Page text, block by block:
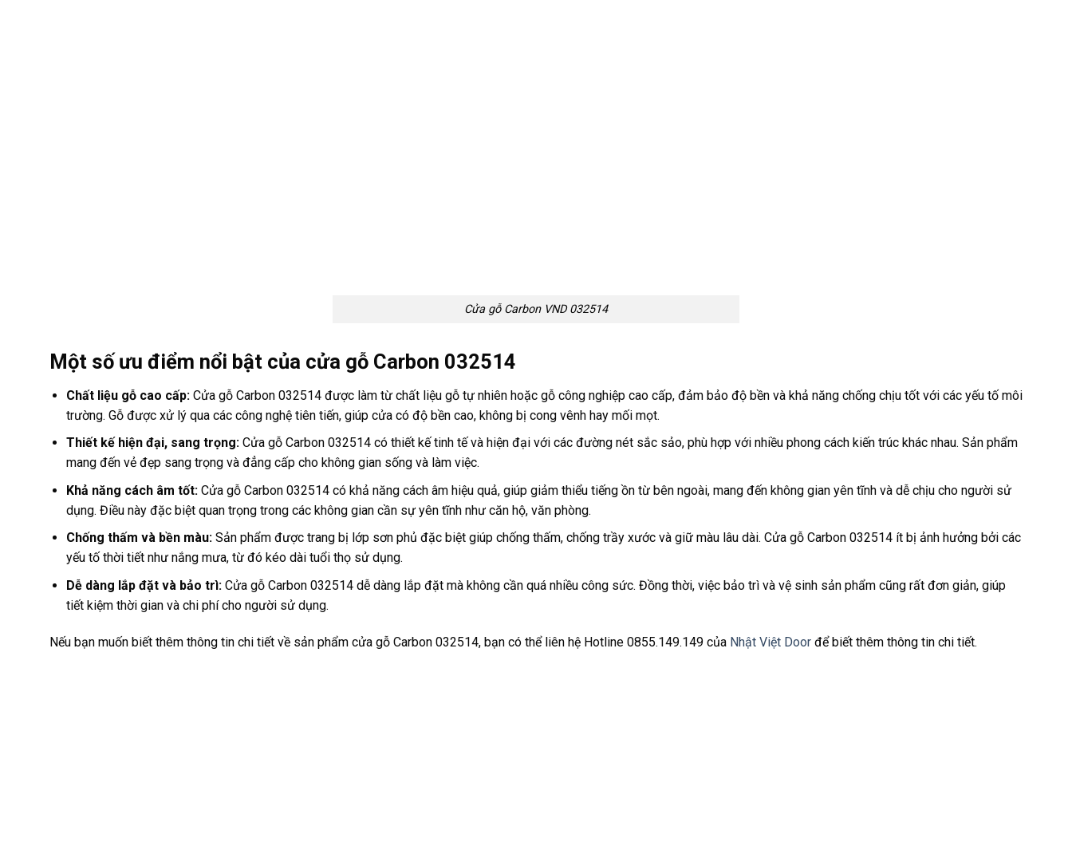
Cửa gỗ Carbon VND 032514
Một số ưu điểm nổi bật của cửa gỗ Carbon 032514
Chất liệu gỗ cao cấp: Cửa gỗ Carbon 032514 được làm từ chất liệu gỗ tự nhiên hoặc gỗ công nghiệp cao cấp, đảm bảo độ bền và khả năng chống chịu tốt với các yếu tố môi
trường. Gỗ được xử lý qua các công nghệ tiên tiến, giúp cửa có độ bền cao, không bị cong vênh hay mối mọt.
Thiết kế hiện đại, sang trọng: Cửa gỗ Carbon 032514 có thiết kế tinh tế và hiện đại với các đường nét sắc sảo, phù hợp với nhiều phong cách kiến trúc khác nhau. Sản phẩm
mang đến vẻ đẹp sang trọng và đẳng cấp cho không gian sống và làm việc.
Khả năng cách âm tốt: Cửa gỗ Carbon 032514 có khả năng cách âm hiệu quả, giúp giảm thiểu tiếng ồn từ bên ngoài, mang đến không gian yên tĩnh và dễ chịu cho người sử
dụng. Điều này đặc biệt quan trọng trong các không gian cần sự yên tĩnh như căn hộ, văn phòng.
Chống thấm và bền màu: Sản phẩm được trang bị lớp sơn phủ đặc biệt giúp chống thấm, chống trầy xước và giữ màu lâu dài. Cửa gỗ Carbon 032514 ít bị ảnh hưởng bởi các
yếu tố thời tiết như nắng mưa, từ đó kéo dài tuổi thọ sử dụng.
Dễ dàng lắp đặt và bảo trì:Cửa gỗ Carbon 032514 dễ dàng lắp đặt mà không cần quá nhiều công sức. Đồng thời, việc bảo trì và vệ sinh sản phẩm cũng rất đơn giản, giúp
tiết kiệm thời gian và chi phí cho người sử dụng.
Nếu bạn muốn biết thêm thông tin chi tiết về sản phẩm cửa gỗ Carbon 032514, bạn có thể liên hệ Hotline 0855.149.149 của Nhật Việt Door để biết thêm thông tin chi tiết.